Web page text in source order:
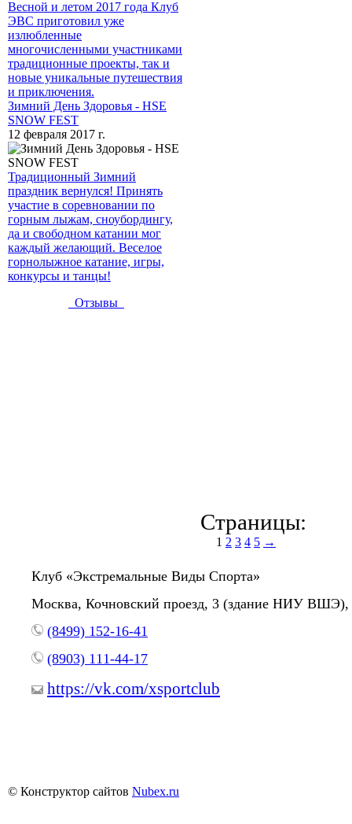
Весной и летом 2017 года Клуб
ЭВС приготовил уже
излюбленные
многочисленными участниками
традиционные проекты, так и
новые уникальные путешествия
и приключения.
Зимний День Здоровья - HSE
SNOW FEST
12 февраля 2017 г.
Традиционный Зимний
праздник вернулся! Принять
участие в соревновании по
горным лыжам, сноубордингу,
да и свободном катании мог
каждый желающий. Веселое
горнолыжное катание, игры,
конкурсы и танцы!
Отзывы
Страницы:
1 2 3 4 5 →
Клуб «Экстремальные Виды Спорта»
Москва, Кочновский проезд, 3 (здание НИУ ВШЭ),
(8499) 152-16-41
(8903) 111-44-17
https://vk.com/xsportclub
© Конструктор сайтов Nubex.ru